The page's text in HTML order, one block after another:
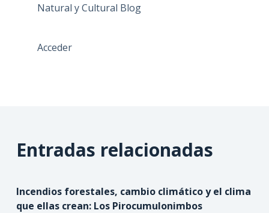
Natural y Cultural Blog
Acceder
Entradas relacionadas
Incendios forestales, cambio climático y el clima
que ellas crean: Los Pirocumulonimbos